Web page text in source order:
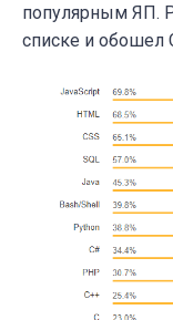
популярным ЯП.
списке и обошел